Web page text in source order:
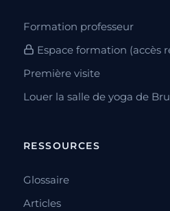
Formation professeur
Espace formation (accès
Première visite
Louer la salle de yoga de
RESSOURCES
Glossaire
Articles